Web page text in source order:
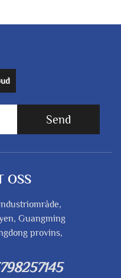
Send
OSS
Guangming
provins,